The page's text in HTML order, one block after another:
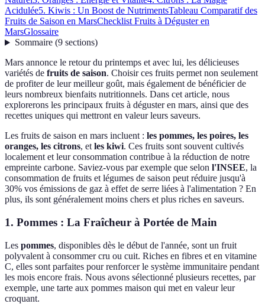
Acidulée5. Kiwis : Un Boost de NutrimentsTableau Comparatif des
Fruits de Saison en MarsChecklist Fruits à Déguster en
MarsGlossaire
Sommaire(9 sections)
Mars annonce le retour du printemps et avec lui, les délicieuses
variétés de fruits de saison. Choisir ces fruits permet non seulement
de profiter de leur meilleur goût, mais également de bénéficier de
leurs nombreux bienfaits nutritionnels. Dans cet article, nous
explorerons les principaux fruits à déguster en mars, ainsi que des
recettes uniques qui mettront en valeur leurs saveurs.
Les fruits de saison en mars incluent : les pommes, les poires, les
oranges, les citrons, etles kiwi. Ces fruits sont souvent cultivés
localement et leur consommation contribue à la réduction de notre
empreinte carbone. Saviez-vous par exemple que selon l'INSEE, la
consommation de fruits et légumes de saison peut réduire jusqu'à
30% vos émissions de gaz à effet de serre liées à l'alimentation ? En
plus, ils sont généralement moins chers et plus riches en saveurs.
1. Pommes : La Fraîcheur à Portée de Main
Les pommes, disponibles dès le début de l'année, sont un fruit
polyvalent à consommer cru ou cuit. Riches en fibres et en vitamine
C, elles sont parfaites pour renforcer le système immunitaire pendant
les mois encore frais. Nous avons sélectionné plusieurs recettes, par
exemple, une tarte aux pommes maison qui met en valeur leur
croquant.